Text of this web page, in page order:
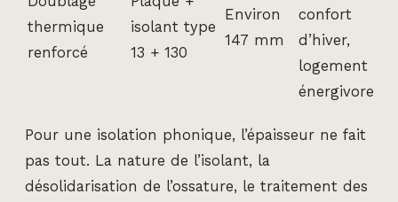
thermique
renforcé
isolant type
13 + 130
Environ
147 mm
confort
d’hiver,
logement
énergivore
Pour une isolation phonique, l’épaisseur ne fait
pas tout. La nature de l’isolant, la
désolidarisation de l’ossature, le traitement des